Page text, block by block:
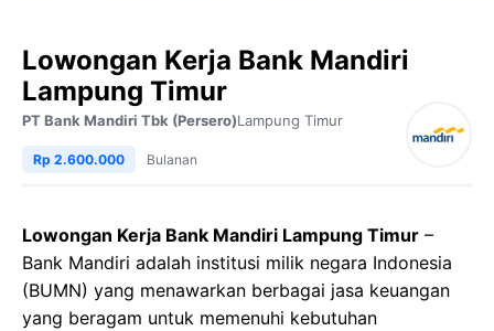
Lowongan Kerja Bank Mandiri
Lampung Timur
PT Bank Mandiri Tbk (Persero)Lampung Timur
Rp 2.600.000 Bulanan
Lowongan Kerja Bank Mandiri Lampung Timur –
Bank Mandiri adalah institusi milik negara Indonesia
(BUMN) yang menawarkan berbagai jasa keuangan
yang beragam untuk memenuhi kebutuhan